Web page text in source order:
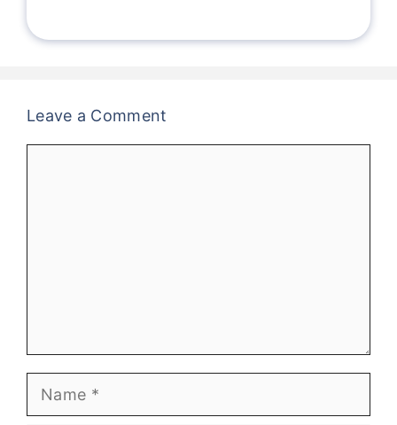
Leave a Comment
Name